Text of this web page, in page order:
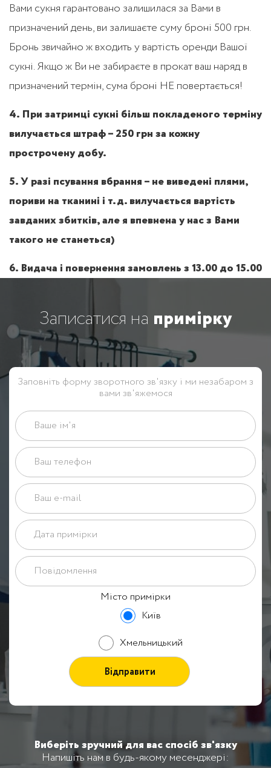
Вами сукня гарантовано залишилася за Вами в
призначений день, ви залишаєте суму броні 500 грн.
Бронь звичайно ж входить у вартість оренди Вашої
сукні. Якщо ж Ви не забираєте в прокат ваш наряд в
призначений термін, сума броні НЕ повертається!
4. При затримці сукні більш покладеного терміну
вилучається штраф – 250 грн за кожну
прострочену добу.
5. У разі псування вбрання – не виведені плями,
пориви на тканині і т.д. вилучається вартість
завданих збитків, але я впевнена у нас з Вами
такого не станеться)
6. Видача і повернення замовлень з 13.00 до 15.00
Записатися на примірку
Заповніть форму зворотного зв'язку і ми незабаром з
вами зв'яжемося
Місто примірки
Київ
Хмельницький
Виберіть зручний для вас спосіб зв'язку
Напишіть нам в будь-якому месенджері: